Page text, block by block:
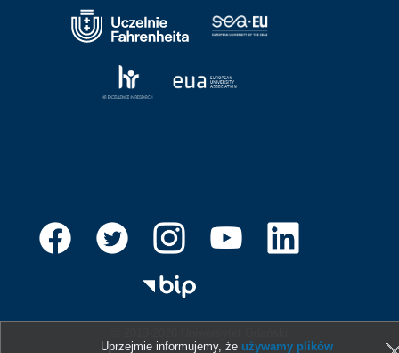
Uprzejmie informujemy, że używamy plików